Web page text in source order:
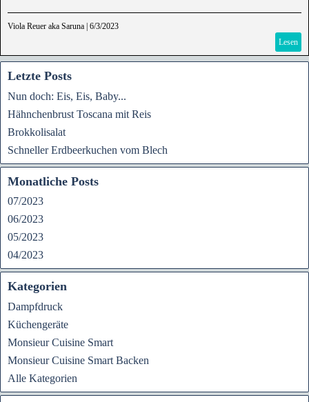
Viola Reuer aka Saruna 6/3/2023
Lesen
Letzte Posts
Nun doch: Eis, Eis, Baby...
Hähnchenbrust Toscana mit Reis
Brokkolisalat
Schneller Erdbeerkuchen vom Blech
Monatliche Posts
07/2023
06/2023
05/2023
04/2023
Kategorien
Dampfdruck
Küchengeräte
Monsieur Cuisine Smart
Monsieur Cuisine Smart Backen
Alle Kategorien